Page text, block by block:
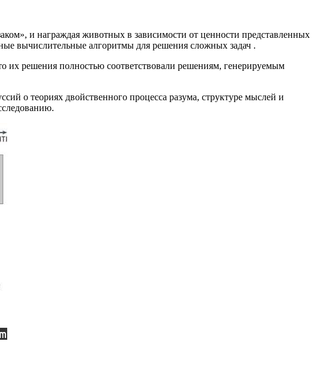
и награждая животных в зависимости от ценности представленных
вычислительные алгоритмы для решения сложных задач .
их решения полностью соответствовали решениям, генерируемым
о теориях двойственного процесса разума, структуре мыслей и